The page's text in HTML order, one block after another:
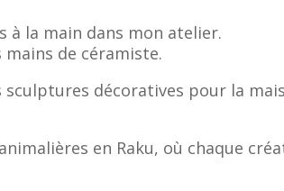
à la main dans mon atelier.
de céramiste.
sculptures décoratives pour la
en Raku, où chaque